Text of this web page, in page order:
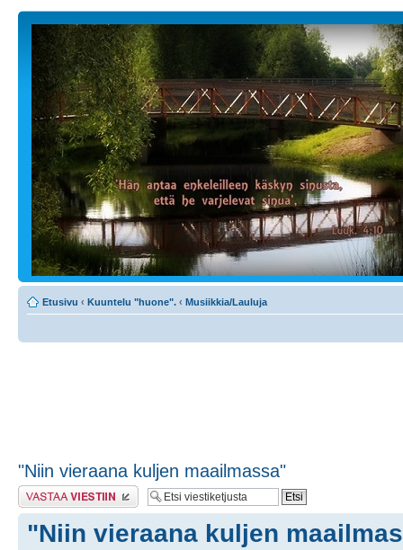
Etusivu ‹ Kuuntelu "huone". ‹ Musiikkia/Lauluja
"Niin vieraana kuljen maailmassa"
Lähetä vastaus
"Niin vieraana kuljen